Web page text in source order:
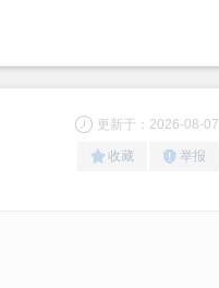
更新于：2026-08-07
收藏 举报